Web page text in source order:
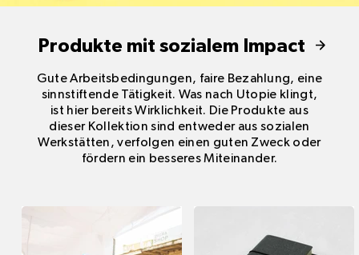
Produkte mit sozialem Impact
Gute Arbeitsbedingungen, faire Bezahlung, eine
sinnstiftende Tätigkeit. Was nach Utopie klingt,
ist hier bereits Wirklichkeit. Die Produkte aus
dieser Kollektion sind entweder aus sozialen
Werkstätten, verfolgen einen guten Zweck oder
fördern ein besseres Miteinander.